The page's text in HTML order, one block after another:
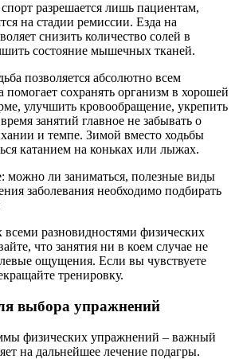
разрешается лишь пациентам,
на стадии ремиссии. Езда на
снизить количество солей в
состояние мышечных тканей.
позволяется абсолютно всем
сохранять организм в хорошей
улучшить кровообращение, укрепить
занятий главное не забывать о
и темпе. Зимой вместо ходьбы
катанием на коньках или лыжах.
заболевания необходимо подбирать
разновидностями физических
что занятия ни в коем случае не
ощущения. Если вы чувствуете
тренировку.
выбора упражнений
физических упражнений – важный
на дальнейшее лечение подагры.